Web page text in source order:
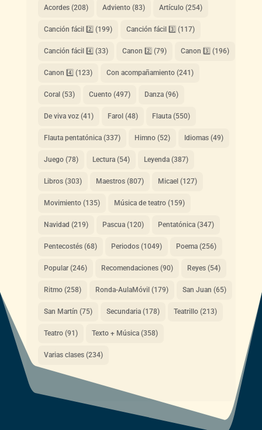
Acordes(208) Adviento(83) Artículo(254)
Canción fácil 2️⃣ (199) Canción fácil 3️⃣ (117)
Canción fácil 4️⃣ (33) Canon 2️⃣ (79) Canon 3️⃣ (196)
Canon 4️⃣ (123) Con acompañamiento(241)
Coral(53) Cuento(497) Danza(96)
De viva voz(41) Farol(48) Flauta(550)
Flauta pentatónica(337) Himno(52) Idiomas(49)
Juego(78) Lectura(54) Leyenda(387)
Libros(303) Maestros(807) Micael(127)
Movimiento(135) Música de teatro(159)
Navidad (219) Pascua(120) Pentatónica(347)
Pentecostés(68) Periodos(1049) Poema(256)
Popular(246) Recomendaciones(90) Reyes(54)
Ritmo(258) Ronda-AulaMóvil(179) San Juan (65)
San Martín (75) Secundaria(178) Teatrillo(213)
Teatro(91) Texto + Música(358)
Varias clases(234)